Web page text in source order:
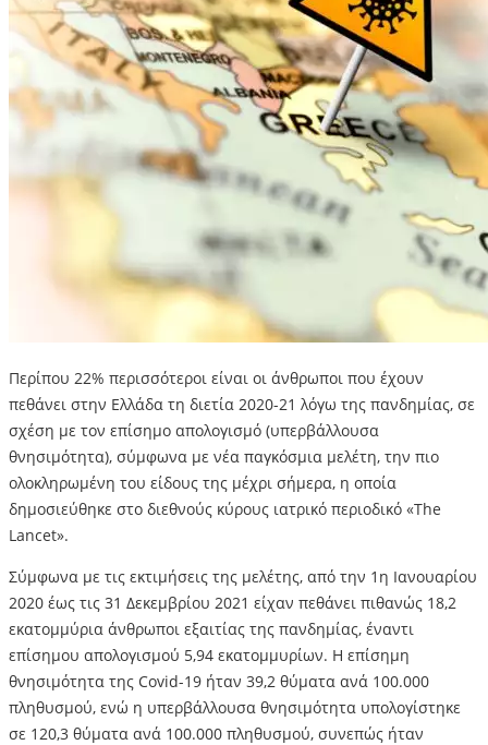
Περίπου 22% περισσότεροι είναι οι άνθρωποι που έχουν
πεθάνει στην Ελλάδα τη διετία 2020-21 λόγω της πανδημίας, σε
σχέση με τον επίσημο απολογισμό (υπερβάλλουσα
θνησιμότητα), σύμφωνα με νέα παγκόσμια μελέτη, την πιο
ολοκληρωμένη του είδους της μέχρι σήμερα, η οποία
δημοσιεύθηκε στο διεθνούς κύρους ιατρικό περιοδικό «The
Lancet».
Σύμφωνα με τις εκτιμήσεις της μελέτης, από την 1η Ιανουαρίου
2020 έως τις 31 Δεκεμβρίου 2021 είχαν πεθάνει πιθανώς 18,2
εκατομμύρια άνθρωποι εξαιτίας της πανδημίας, έναντι
επίσημου απολογισμού 5,94 εκατομμυρίων. Η επίσημη
θνησιμότητα της Covid-19 ήταν 39,2 θύματα ανά 100.000
πληθυσμού, ενώ η υπερβάλλουσα θνησιμότητα υπολογίστηκε
σε 120,3 θύματα ανά 100.000 πληθυσμού, συνεπώς ήταν